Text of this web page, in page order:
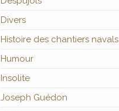
Divers
Histoire des chantiers navals
Humour
Insolite
Joseph Guédon